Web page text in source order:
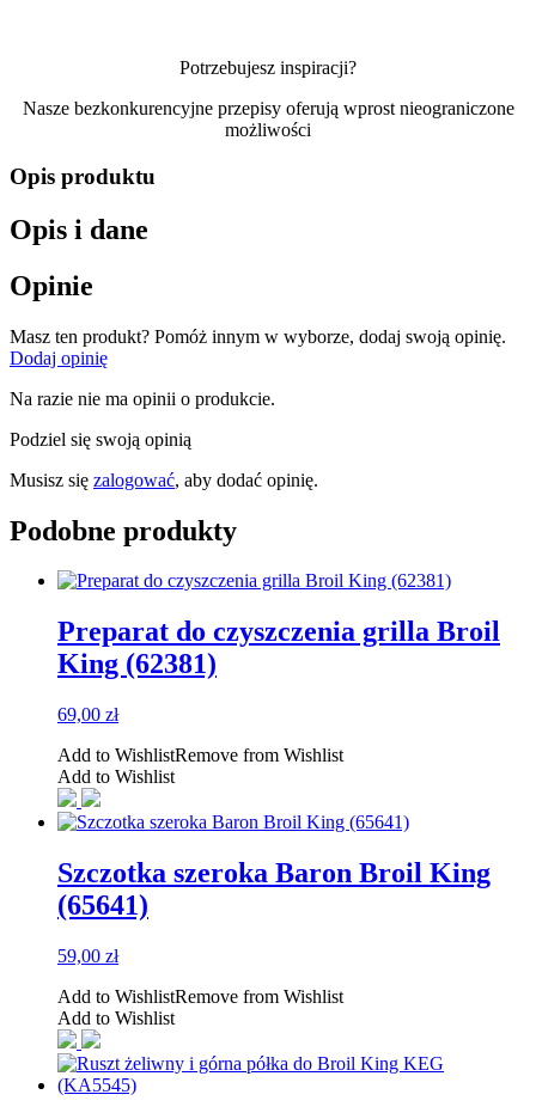
Potrzebujesz inspiracji?
Nasze bezkonkurencyjne przepisy oferują wprost nieograniczone
możliwości
Opis produktu
Opis i dane
Opinie
Masz ten produkt? Pomóż innym w wyborze, dodaj swoją opinię.
Dodaj opinię
Na razie nie ma opinii o produkcie.
Podziel się swoją opinią
Musisz się zalogować, aby dodać opinię.
Podobne produkty
Preparat do czyszczenia grilla Broil
King (62381)
69,00 zł
Add to WishlistRemove from Wishlist
Add to Wishlist
Szczotka szeroka Baron Broil King
(65641)
59,00 zł
Add to WishlistRemove from Wishlist
Add to Wishlist